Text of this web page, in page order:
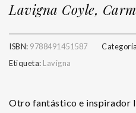
Lavigna Coyle,
ISBN: 9788491451587
Etiqueta: Lavigna
Otro fantástico e inspirador